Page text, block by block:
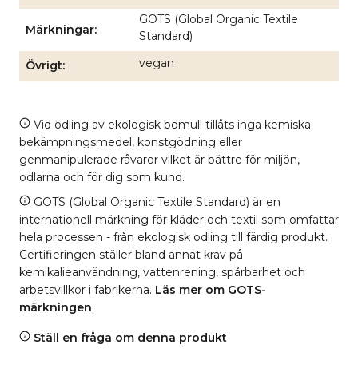
Märkningar
GOTS (Global Organic Textile
Standard)
Övrigt vegan
Vid odling av ekologisk bomull tillåts inga kemiska
bekämpningsmedel, konstgödning eller
genmanipulerade råvaror vilket är bättre för miljön,
odlarna och för dig som kund.
GOTS (Global Organic Textile Standard) är en
internationell märkning för kläder och textil som omfattar
hela processen - från ekologisk odling till färdig produkt.
Certifieringen ställer bland annat krav på
kemikalieanvändning, vattenrening, spårbarhet och
arbetsvillkor i fabrikerna. Läs mer om GOTS-
märkningen.
Ställ en fråga om denna produkt